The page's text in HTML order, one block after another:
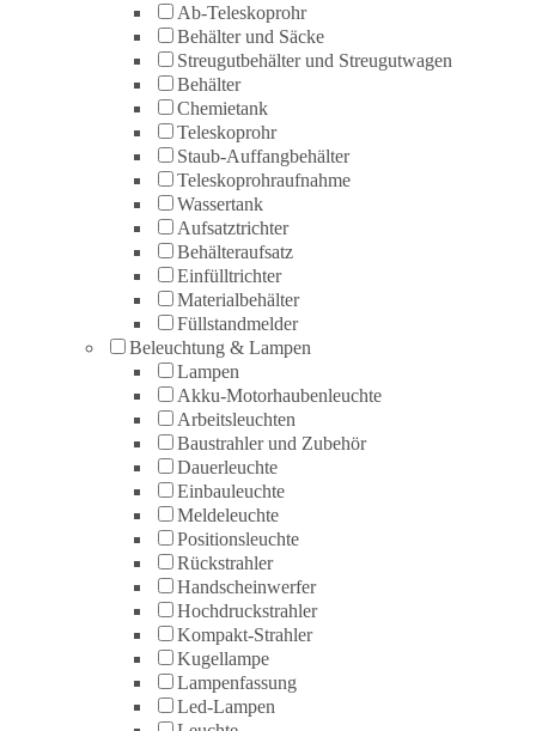
Ab-Teleskoprohr
Behälter und Säcke
Streugutbehälter und Streugutwagen
Behälter
Chemietank
Teleskoprohr
Staub-Auffangbehälter
Teleskoprohraufnahme
Wassertank
Aufsatztrichter
Behälteraufsatz
Einfülltrichter
Materialbehälter
Füllstandmelder
Beleuchtung & Lampen
Lampen
Akku-Motorhaubenleuchte
Arbeitsleuchten
Baustrahler und Zubehör
Dauerleuchte
Einbauleuchte
Meldeleuchte
Positionsleuchte
Rückstrahler
Handscheinwerfer
Hochdruckstrahler
Kompakt-Strahler
Kugellampe
Lampenfassung
Led-Lampen